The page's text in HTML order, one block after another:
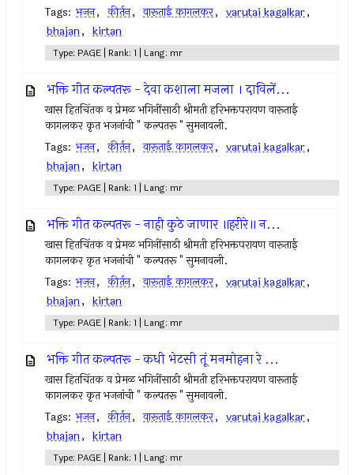
Tags: भजन, कीर्तन, वारूताई कागलकर, varutai kagalkar,
bhajan, kirtan
Type: PAGE | Rank: 1 | Lang: mr
भक्ति गीत कल्पतरू - देवा कशाला मजला । दाविलें...
खास हितचिंतक व प्रेमळ भगिनींसाठी श्रीमती हरिभक्तपरायण वारूताई
कागलकर कृत भजनांची " कल्पतरू " सुमनावली.
Tags: भजन, कीर्तन, वारूताई कागलकर, varutai kagalkar,
bhajan, kirtan
Type: PAGE | Rank: 1 | Lang: mr
भक्ति गीत कल्पतरू - नाही कुठे जाणार ॥हरीरे॥ न...
खास हितचिंतक व प्रेमळ भगिनींसाठी श्रीमती हरिभक्तपरायण वारूताई
कागलकर कृत भजनांची " कल्पतरू " सुमनावली.
Tags: भजन, कीर्तन, वारूताई कागलकर, varutai kagalkar,
bhajan, kirtan
Type: PAGE | Rank: 1 | Lang: mr
भक्ति गीत कल्पतरू - कधी भेटसी तूं मनमोहना रे ...
खास हितचिंतक व प्रेमळ भगिनींसाठी श्रीमती हरिभक्तपरायण वारूताई
कागलकर कृत भजनांची " कल्पतरू " सुमनावली.
Tags: भजन, कीर्तन, वारूताई कागलकर, varutai kagalkar,
bhajan, kirtan
Type: PAGE | Rank: 1 | Lang: mr